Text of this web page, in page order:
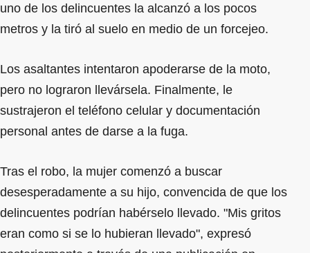
uno de los delincuentes la alcanzó a los pocos
metros y la tiró al suelo en medio de un forcejeo.
Los asaltantes intentaron apoderarse de la moto,
pero no lograron llevársela. Finalmente, le
sustrajeron el teléfono celular y documentación
personal antes de darse a la fuga.
Tras el robo, la mujer comenzó a buscar
desesperadamente a su hijo, convencida de que los
delincuentes podrían habérselo llevado. "Mis gritos
eran como si se lo hubieran llevado", expresó